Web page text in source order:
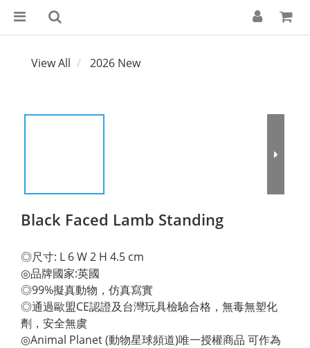
View All 2026 New
Black Faced Lamb Standing
◎尺寸: L 6 W 2 H 4.5 cm
◎品牌國家:英國
◎99%擬真動物，仿真寫實
◎通過歐盟CE認證及台灣玩具檢驗合格，無毒無塑化
劑，安全無虞
◎Animal Planet (動物星球頻道)唯一授權商品 可作為